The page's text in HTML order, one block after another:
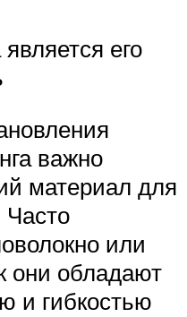
его
важно
материал для
Часто
или
они обладают
и гибкостью